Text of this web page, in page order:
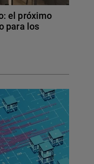
el próximo
para los